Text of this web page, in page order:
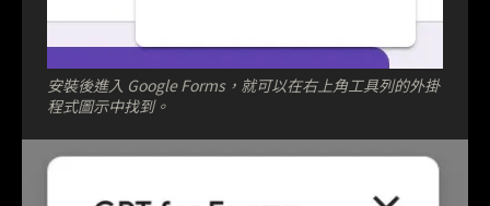
安裝後進入 Google Forms，就可以在右上角工具列的外掛
程式圖示中找到。